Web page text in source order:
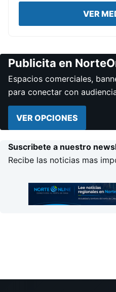
VER
Publicita en
Espacios comerciales,
para conectar con
VER OPCIONES
Suscribete a nuestro
Recibe las noticias mas